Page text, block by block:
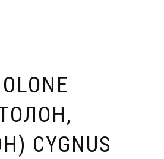
CYGNUS